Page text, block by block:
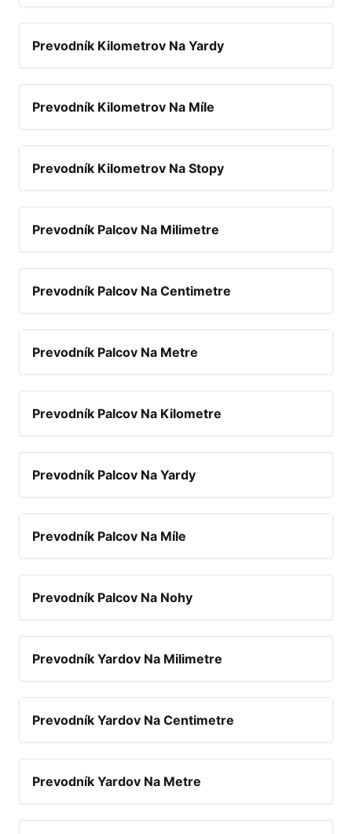
Prevodník Kilometrov Na Yardy
Prevodník Kilometrov Na Míle
Prevodník Kilometrov Na Stopy
Prevodník Palcov Na Milimetre
Prevodník Palcov Na Centimetre
Prevodník Palcov Na Metre
Prevodník Palcov Na Kilometre
Prevodník Palcov Na Yardy
Prevodník Palcov Na Míle
Prevodník Palcov Na Nohy
Prevodník Yardov Na Milimetre
Prevodník Yardov Na Centimetre
Prevodník Yardov Na Metre